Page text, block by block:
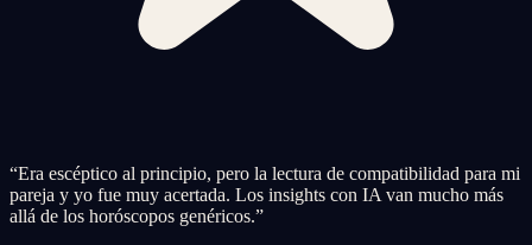
“Era escéptico al principio, pero la lectura de compatibilidad para mi
pareja y yo fue muy acertada. Los insights con IA van mucho más
allá de los horóscopos genéricos.”